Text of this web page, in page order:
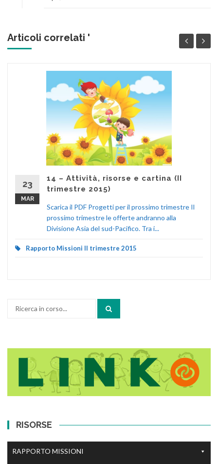
Articoli correlati '
23
MAR
14 – Attività, risorse e cartina (II
trimestre 2015)
Scarica il PDF Progetti per il prossimo trimestre Il
prossimo trimestre le offerte andranno alla
Divisione Asia del sud-Pacifico. Tra i...
Rapporto Missioni II trimestre 2015
RISORSE
RAPPORTO MISSIONI